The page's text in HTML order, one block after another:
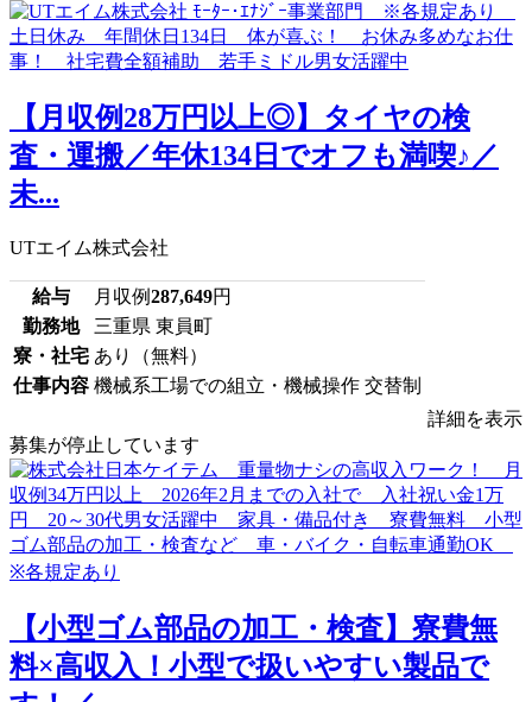
【月収例28万円以上◎】タイヤの検
査・運搬／年休134日でオフも満喫♪／
未...
UTエイム株式会社
給与 月収例287,649円
勤務地
三重県 東員町
寮・社宅 あり（無料）
仕事内容 機械系工場での組立・機械操作 交替制
詳細を表示
募集が停止しています
【小型ゴム部品の加工・検査】寮費無
料×高収入！小型で扱いやすい製品で